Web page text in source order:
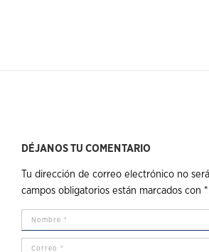
DÉJANOS TU COMENTARIO
Tu dirección de correo electrónico no
campos obligatorios están marcados con *